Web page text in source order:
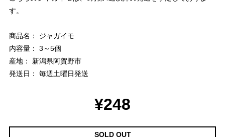
す。
商品名： ジャガイモ
内容量： 3～5個
産地： 新潟県阿賀野市
発送日： 毎週土曜日発送
¥248
SOLD OUT